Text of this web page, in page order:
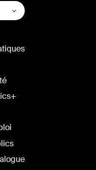
Lister les actions